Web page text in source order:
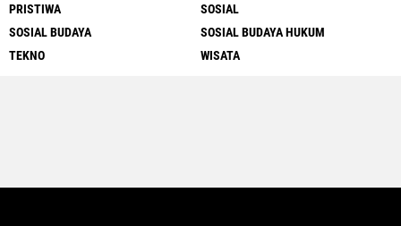
PRISTIWA
SOSIAL
SOSIAL BUDAYA
SOSIAL BUDAYA HUKUM
TEKNO
WISATA